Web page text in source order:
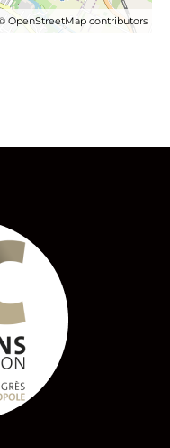
OpenStreetMap contributors